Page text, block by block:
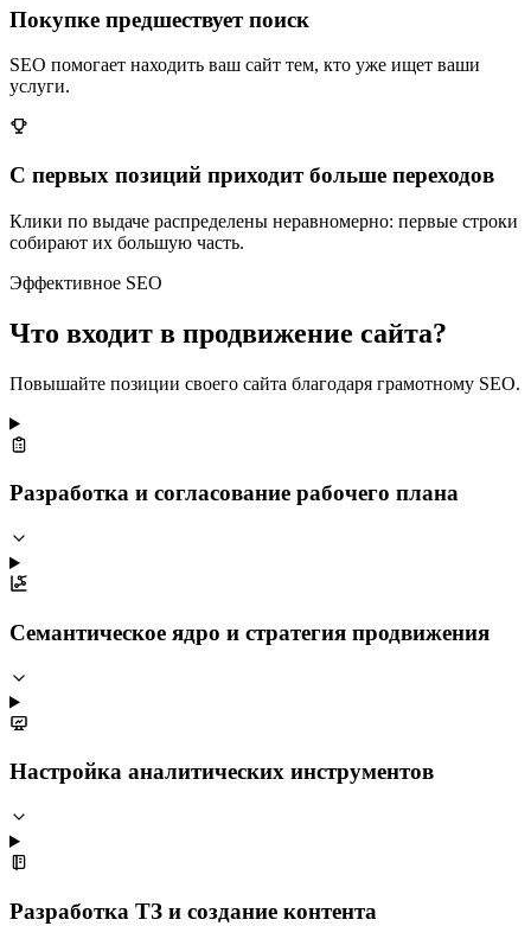
Покупке предшествует поиск
SEO помогает находить ваш сайт тем, кто уже ищет ваши
услуги.
С первых позиций приходит больше переходов
Клики по выдаче распределены неравномерно: первые строки
собирают их большую часть.
Эффективное SEO
Что входит в продвижение сайта?
Повышайте позиции своего сайта благодаря грамотному SEO.
Разработка и согласование рабочего плана
Семантическое ядро и стратегия продвижения
Настройка аналитических инструментов
Разработка ТЗ и создание контента